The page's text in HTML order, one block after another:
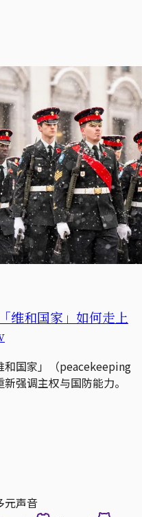
维和国家」如何走上
和国家」（peacekeeping
强调主权与国防能力。
元声音